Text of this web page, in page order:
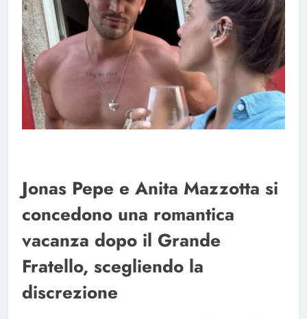
Jonas Pepe e Anita Mazzotta si
concedono una romantica
vacanza dopo il Grande
Fratello, scegliendo la
discrezione